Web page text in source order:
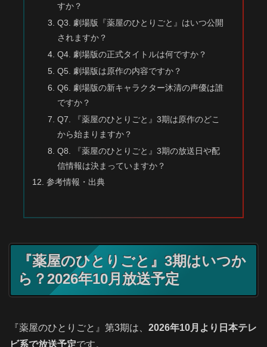
すか？
Q3. 劇場版『薬屋のひとりごと』はいつ公開
されますか？
Q4. 劇場版の正式タイトルは何ですか？
Q5. 劇場版は原作の内容ですか？
Q6. 劇場版の新キャラクター沐清の声優は誰
ですか？
Q7. 『薬屋のひとりごと』3期は原作のどこ
から始まりますか？
Q8. 『薬屋のひとりごと』3期の放送日や配
信情報は決まっていますか？
参考情報・出典
『薬屋のひとりごと』3期はいつか
ら？2026年10月放送予定
『薬屋のひとりごと』第3期は、 2026年10月より日本テレ
ビ系で放送予定です。